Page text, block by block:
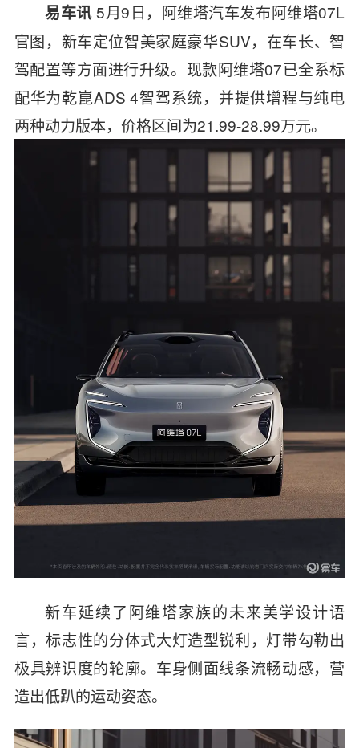
易车讯5月9日，阿维塔汽车发布阿维塔07L
官图，新车定位智美家庭豪华SUV，在车长、智
驾配置等方面进行升级。 现款阿维塔07已全系标
配华为乾崑ADS 4智驾系统，并提供增程与纯电
两种动力版本，价格区间为21.99-28.99万元。
新车延续了阿维塔家族的未来美学设计语
言，标志性的分体式大灯造型锐利，灯带勾勒出
极具辨识度的轮廓。车身侧面线条流畅动感，营
造出低趴的运动姿态。